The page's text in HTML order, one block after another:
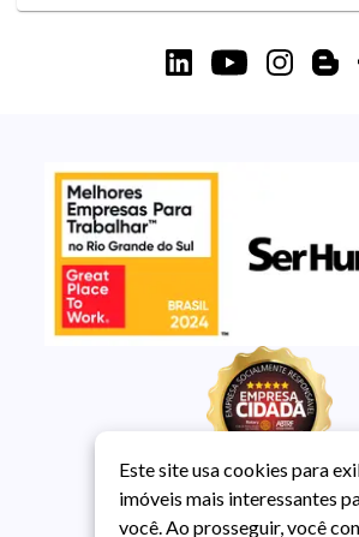
Este site usa cookies para
imóveis mais interessantes
você. Ao prosseguir, você